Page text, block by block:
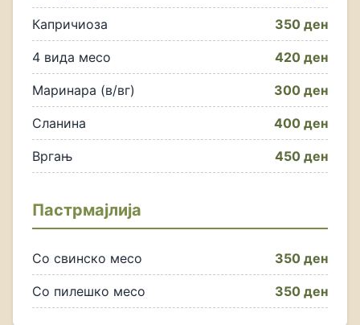
Капричиоза 350 ден
4 вида месо 420 ден
Маринара (в/вг) 300 ден
Сланина 400 ден
Вргањ 450 ден
Пастрмајлија
Со свинско месо 350 ден
Со пилешко месо 350 ден